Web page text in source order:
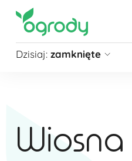
Dzisiaj: zamknięte
zobacz więcej »